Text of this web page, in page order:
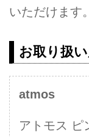
いただけます。
お取り扱
atmos
アトモス ピ